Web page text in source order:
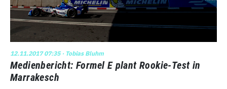
12.11.2017 07:35· Tobias Bluhm
Medienbericht: Formel E plant Rookie-Test in
Marrakesch